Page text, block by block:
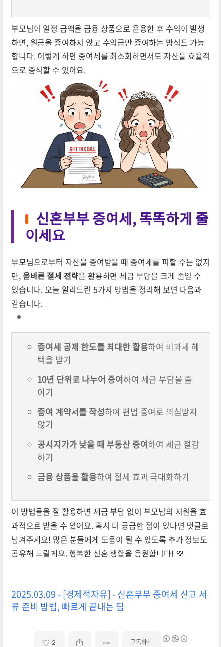
부모님이 일정 금액을 금융 상품으로 운용한 후 수익이 발생
하면, 원금을 증여하지 않고 수익금만 증여하는 방식도 가능
합니다. 이렇게 하면 증여세를 최소화하면서도 자산을 효율적
으로 증식할 수 있어요.
신혼부부 증여세, 똑똑하게 줄
이세요
부모님으로부터 자산을 증여받을 때 증여세를 피할 수는 없지
만,올바른 절세 전략을 활용하면 세금 부담을 크게 줄일 수
있습니다. 오늘 알려드린 5가지 방법을 정리해 보면 다음과
같습니다.
증여세 공제 한도를 최대한 활용하여 비과세 혜
택을 받기
10년 단위로 나누어 증여하여 세금 부담을 줄
이기
증여 계약서를 작성하여 편법 증여로 의심받지
않기
공시지가가 낮을 때 부동산 증여하여 세금 절감
하기
금융 상품을 활용하여 절세 효과 극대화하기
이 방법들을 잘 활용하면 세금 부담 없이 부모님의 지원을 효
과적으로 받을 수 있어요. 혹시 더 궁금한 점이 있다면 댓글로
남겨주세요! 많은 분들에게 도움이 될 수 있도록 추가 정보도
공유해 드릴게요. 행복한 신혼 생활을 응원합니다! 💜
2025.03.09 - [경제적자유] - 신혼부부 증여세 신고 서
류 준비 방법, 빠르게 끝내는 팁
2 구독하기